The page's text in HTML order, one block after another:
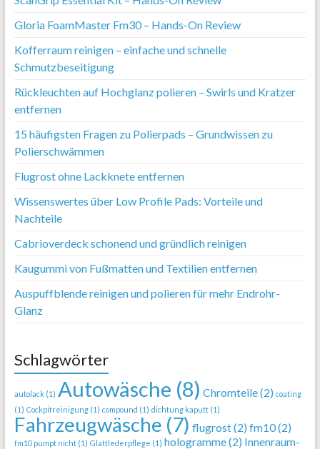
Gloria FoamMaster Fm30 – Hands-On Review
Kofferraum reinigen – einfache und schnelle
Schmutzbeseitigung
Rückleuchten auf Hochglanz polieren – Swirls und Kratzer
entfernen
15 häufigsten Fragen zu Polierpads – Grundwissen zu
Polierschwämmen
Flugrost ohne Lackknete entfernen
Wissenswertes über Low Profile Pads: Vorteile und
Nachteile
Cabrioverdeck schonend und gründlich reinigen
Kaugummi von Fußmatten und Textilien entfernen
Auspuffblende reinigen und polieren für mehr Endrohr-
Glanz
Schlagwörter
autolack(1) Autowäsche (8) Chromteile(2) coating
(1) Cockpitreinigung(1) compound (1) dichtung kaputt(1)
Fahrzeugwäsche (7) flugrost(2) fm10(2)
fm10 pumpt nicht(1) Glattlederpflege (1) hologramme(2) Innenraum-